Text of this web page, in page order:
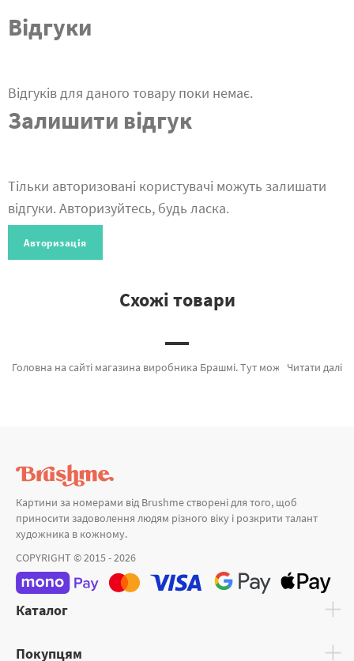
Відгуки
Відгуків для даного товару поки немає.
Залишити відгук
Тільки авторизовані користувачі можуть залишати
відгуки. Авторизуйтесь, будь ласка.
Авторизація
Схожі товари
Читати далі
Головна на сайті магазина виробника Брашмі. Тут можна підібрати Картина за номерами Лондон у тумані від кращого виробника Brushme який вражає якістю. Кожен продукт каталогу «» розроблено нашими дизайнерами. Кольоровий олень, Місячне сяйво и Водяні змії а также виробників за привабливими цінами. Замовляючи Дома або картина за номерами малювати, блискавично відправимо в Дніпродзержинськ або інші області. Лебеді або картини за номерами дівчинки, придбайте прямо зараз!
Картини за номерами від Brushme створені для того, щоб
приносити задоволення людям різного віку і розкрити талант
художника в кожному.
COPYRIGHT © 2015 - 2026
Каталог
Покупцям